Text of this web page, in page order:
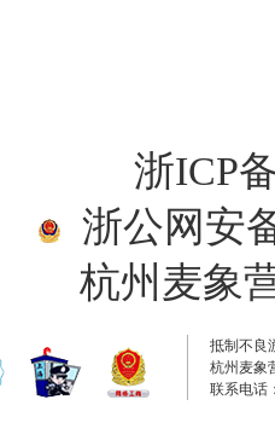
浙ICP
浙公网安
杭州麦象
抵制不良
杭州麦象
联系电话